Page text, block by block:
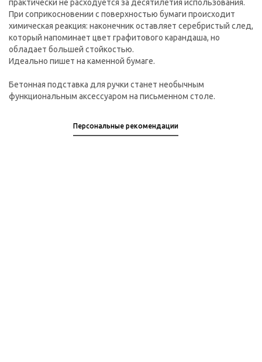
практически не расходуется за десятилетия использования.
При соприкосновении с поверхностью бумаги происходит
химическая реакция: наконечник оставляет серебристый след,
который напоминает цвет графитового карандаша, но
обладает большей стойкостью.
Идеально пишет на каменной бумаге.
Бетонная подставка для ручки станет необычным
функциональным аксессуаром на письменном столе.
Персональные рекомендации